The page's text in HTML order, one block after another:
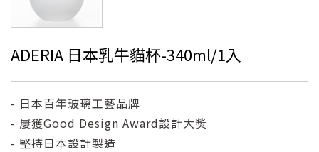
ADERIA 日本乳牛貓杯-340ml/1入
- 日本百年玻璃工藝品牌
- 屢獲Good Design Award設計大獎
- 堅持日本設計製造